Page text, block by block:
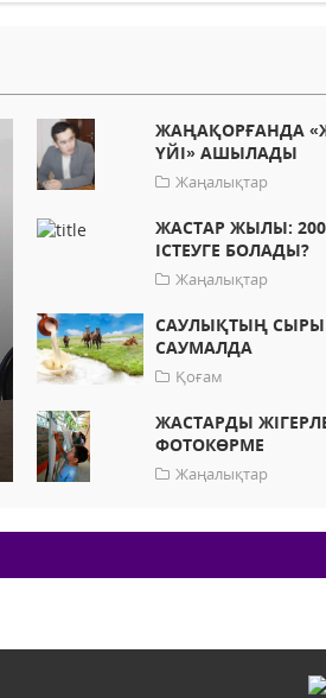
ЖАҢАҚОРҒАНДА
ҮЙІ» АШЫЛАДЫ
Жаңалықтар
ЖАСТАР ЖЫЛЫ:
ІСТЕУГЕ БОЛАДЫ?
Жаңалықтар
САУЛЫҚТЫҢ СЫРЫ
САУМАЛДА
Қоғам
ЖАСТАРДЫ
ФОТОКӨРМЕ
Жаңалықтар